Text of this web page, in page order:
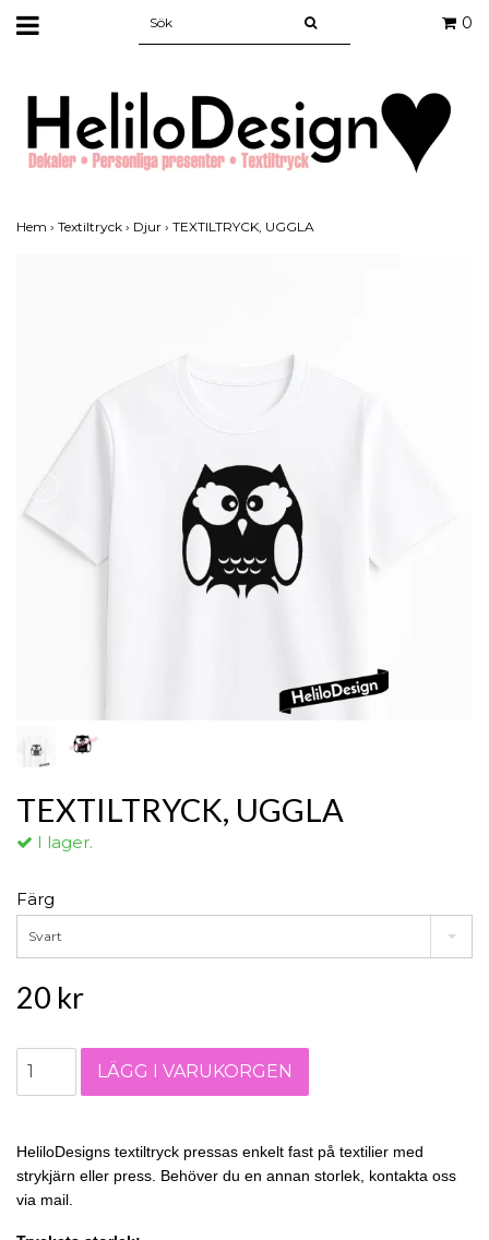
0
Hem › Textiltryck › Djur › TEXTILTRYCK, UGGLA
TEXTILTRYCK, UGGLA
I lager.
Färg
Svart
20 kr
HeliloDesigns textiltryck pressas enkelt fast på textilier med
strykjärn eller press. Behöver du en annan storlek, kontakta oss
via mail.